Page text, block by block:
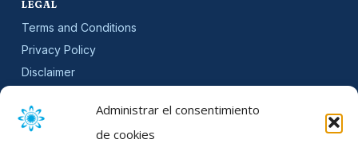
Administrar el consentimiento
de cookies
LEGAL
Terms and Conditions
Privacy Policy
Disclaimer
Cookie Policy (EU)